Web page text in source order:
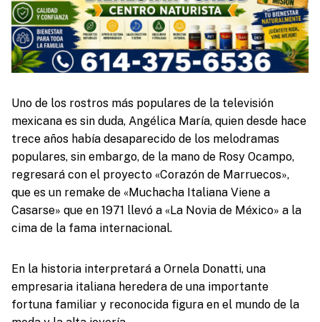
Uno de los rostros más populares de la televisión
mexicana es sin duda, Angélica María, quien desde hace
trece años había desaparecido de los melodramas
populares, sin embargo, de la mano de Rosy Ocampo,
regresará con el proyecto «Corazón de Marruecos»,
que es un remake de «Muchacha Italiana Viene a
Casarse» que en 1971 llevó a «La Novia de México» a la
cima de la fama internacional.
En la historia interpretará a Ornela Donatti, una
empresaria italiana heredera de una importante
fortuna familiar y reconocida figura en el mundo de la